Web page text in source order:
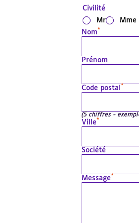
Civilité
Mr
Mme
Nom *
Prénom
Code postal *
(5 chiffres -
Ville *
Société
Message *